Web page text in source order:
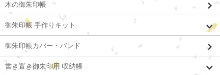
木の御朱印帳
御朱印帳 手作りキット
御朱印帳カバー・バンド
書き置き御朱印用 収納帳